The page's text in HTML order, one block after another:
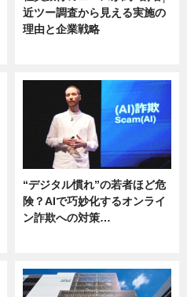
近ツー調査から見える実施の
理由と企業戦略
“デジタル慣れ”の若者ほど危
険？AIで巧妙化するオンライ
ン詐欺への対策…